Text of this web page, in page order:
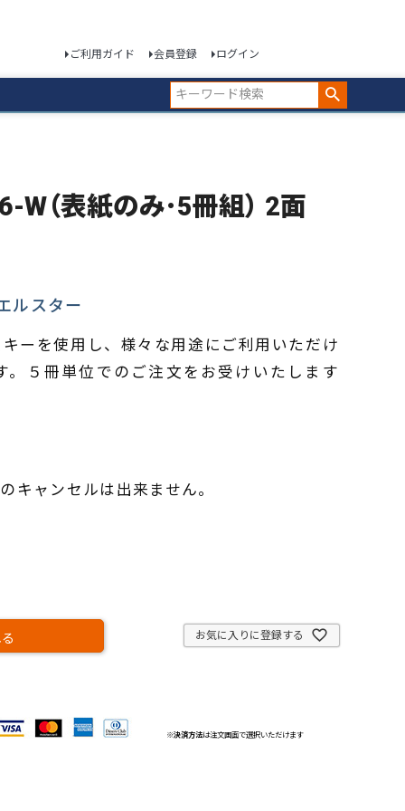
ご利用ガイド 会員登録 ログイン
W（表紙のみ･5冊組） 2面
ルスター
ーを使用し、様々な用途にご利用いただけ
。５冊単位でのご注文をお受けいたします
キャンセルは出来ません。
お気に入りに登録する
※決済方法は注文画面で選択いただけます